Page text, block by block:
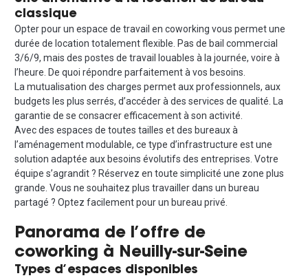
classique
Opter pour un espace de travail en coworking vous permet une
durée de location totalement flexible. Pas de bail commercial
3/6/9, mais des postes de travail louables à la journée, voire à
l’heure. De quoi répondre parfaitement à vos besoins.
La mutualisation des charges permet aux professionnels, aux
budgets les plus serrés, d’accéder à des services de qualité. La
garantie de se consacrer efficacement à son activité.
Avec des espaces de toutes tailles et des bureaux à
l’aménagement modulable, ce type d’infrastructure est une
solution adaptée aux besoins évolutifs des entreprises. Votre
équipe s’agrandit ? Réservez en toute simplicité une zone plus
grande. Vous ne souhaitez plus travailler dans un bureau
partagé ? Optez facilement pour un bureau privé.
Panorama de l’offre de
coworking à Neuilly-sur-Seine
Types d’espaces disponibles